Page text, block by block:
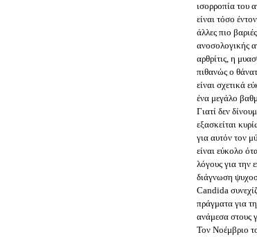
ισορροπία του
είναι τόσο
άλλες πιο
ανοσολογικής
αρθρίτις, η
πιθανώς ο
είναι σχετικά
ένα μεγάλο
Γιατί δεν
εξασκείται
για αυτόν τον
είναι εύκολο
λόγους για την
διάγνωση
Candida
πράγματα για
ανάμεσα στους
Τον Νοέμβριο